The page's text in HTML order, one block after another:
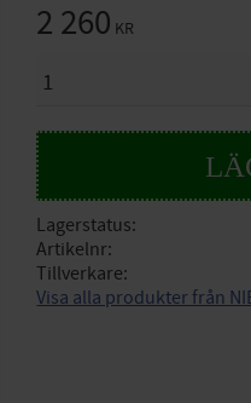
2 260 KR
Lagerstatus
Artikelnr
Tillverkare
Visa alla produkter från